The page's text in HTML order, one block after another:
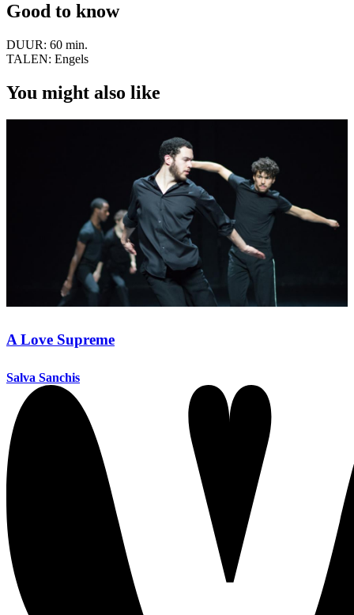
Good to know
DUUR: 60 min.
TALEN: Engels
You might also like
A Love Supreme
Salva Sanchis